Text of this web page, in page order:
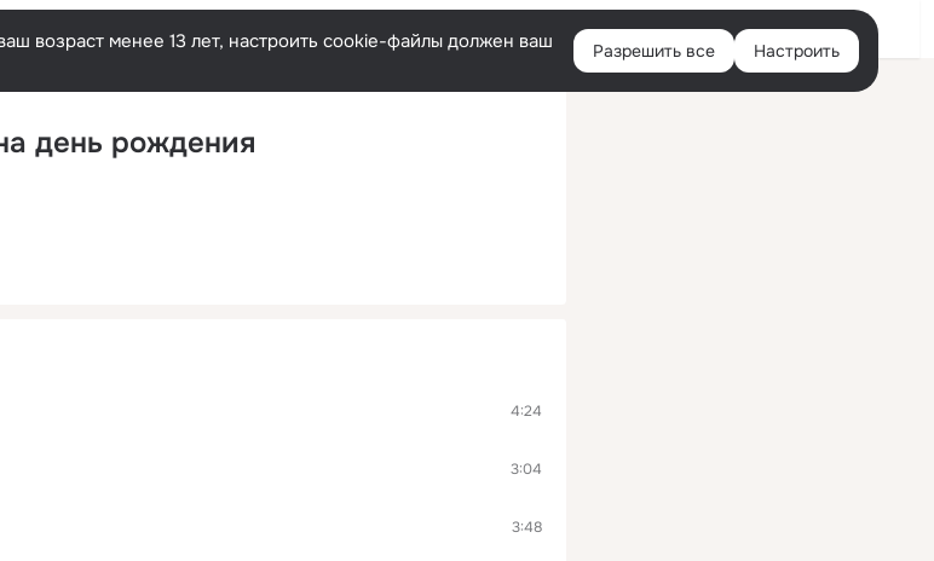
Войти
возраст менее 13 лет, настроить cookie-файлы должен ваш
Разрешить все Настроить
день рождения
4:24
3:04
3:48